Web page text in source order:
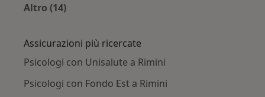
Altro (14)
Assicurazioni più ricercate
Psicologi con Unisalute a Rimini
Psicologi con Fondo Est a Rimini